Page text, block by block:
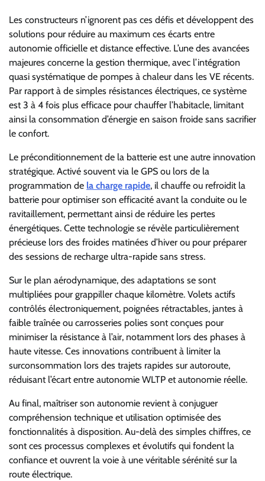
Les constructeurs n’ignorent pas ces défis et développent des
solutions pour réduire au maximum ces écarts entre
autonomie officielle et distance effective. L’une des avancées
majeures concerne la gestion thermique, avec l’intégration
quasi systématique de pompes à chaleur dans les VE récents.
Par rapport à de simples résistances électriques, ce système
est 3 à 4 fois plus efficace pour chauffer l’habitacle, limitant
ainsi la consommation d’énergie en saison froide sans sacrifier
le confort.
Le préconditionnement de la batterie est une autre innovation
stratégique. Activé souvent via le GPS ou lors de la
programmation de la charge rapide, il chauffe ou refroidit la
batterie pour optimiser son efficacité avant la conduite ou le
ravitaillement, permettant ainsi de réduire les pertes
énergétiques. Cette technologie se révèle particulièrement
précieuse lors des froides matinées d’hiver ou pour préparer
des sessions de recharge ultra-rapide sans stress.
Sur le plan aérodynamique, des adaptations se sont
multipliées pour grappiller chaque kilomètre. Volets actifs
contrôlés électroniquement, poignées rétractables, jantes à
faible traînée ou carrosseries polies sont conçues pour
minimiser la résistance à l’air, notamment lors des phases à
haute vitesse. Ces innovations contribuent à limiter la
surconsommation lors des trajets rapides sur autoroute,
réduisant l’écart entre autonomie WLTP et autonomie réelle.
Au final, maîtriser son autonomie revient à conjuguer
compréhension technique et utilisation optimisée des
fonctionnalités à disposition. Au-delà des simples chiffres, ce
sont ces processus complexes et évolutifs qui fondent la
confiance et ouvrent la voie à une véritable sérénité sur la
route électrique.